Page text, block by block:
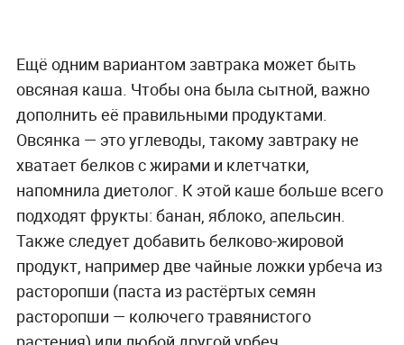
Ещё одним вариантом завтрака может быть
овсяная каша. Чтобы она была сытной, важно
дополнить её правильными продуктами.
Овсянка — это углеводы, такому завтраку не
хватает белков с жирами и клетчатки,
напомнила диетолог. К этой каше больше всего
подходят фрукты: банан, яблоко, апельсин.
Также следует добавить белково-жировой
продукт, например две чайные ложки урбеча из
расторопши (паста из растёртых семян
расторопши — колючего травянистого